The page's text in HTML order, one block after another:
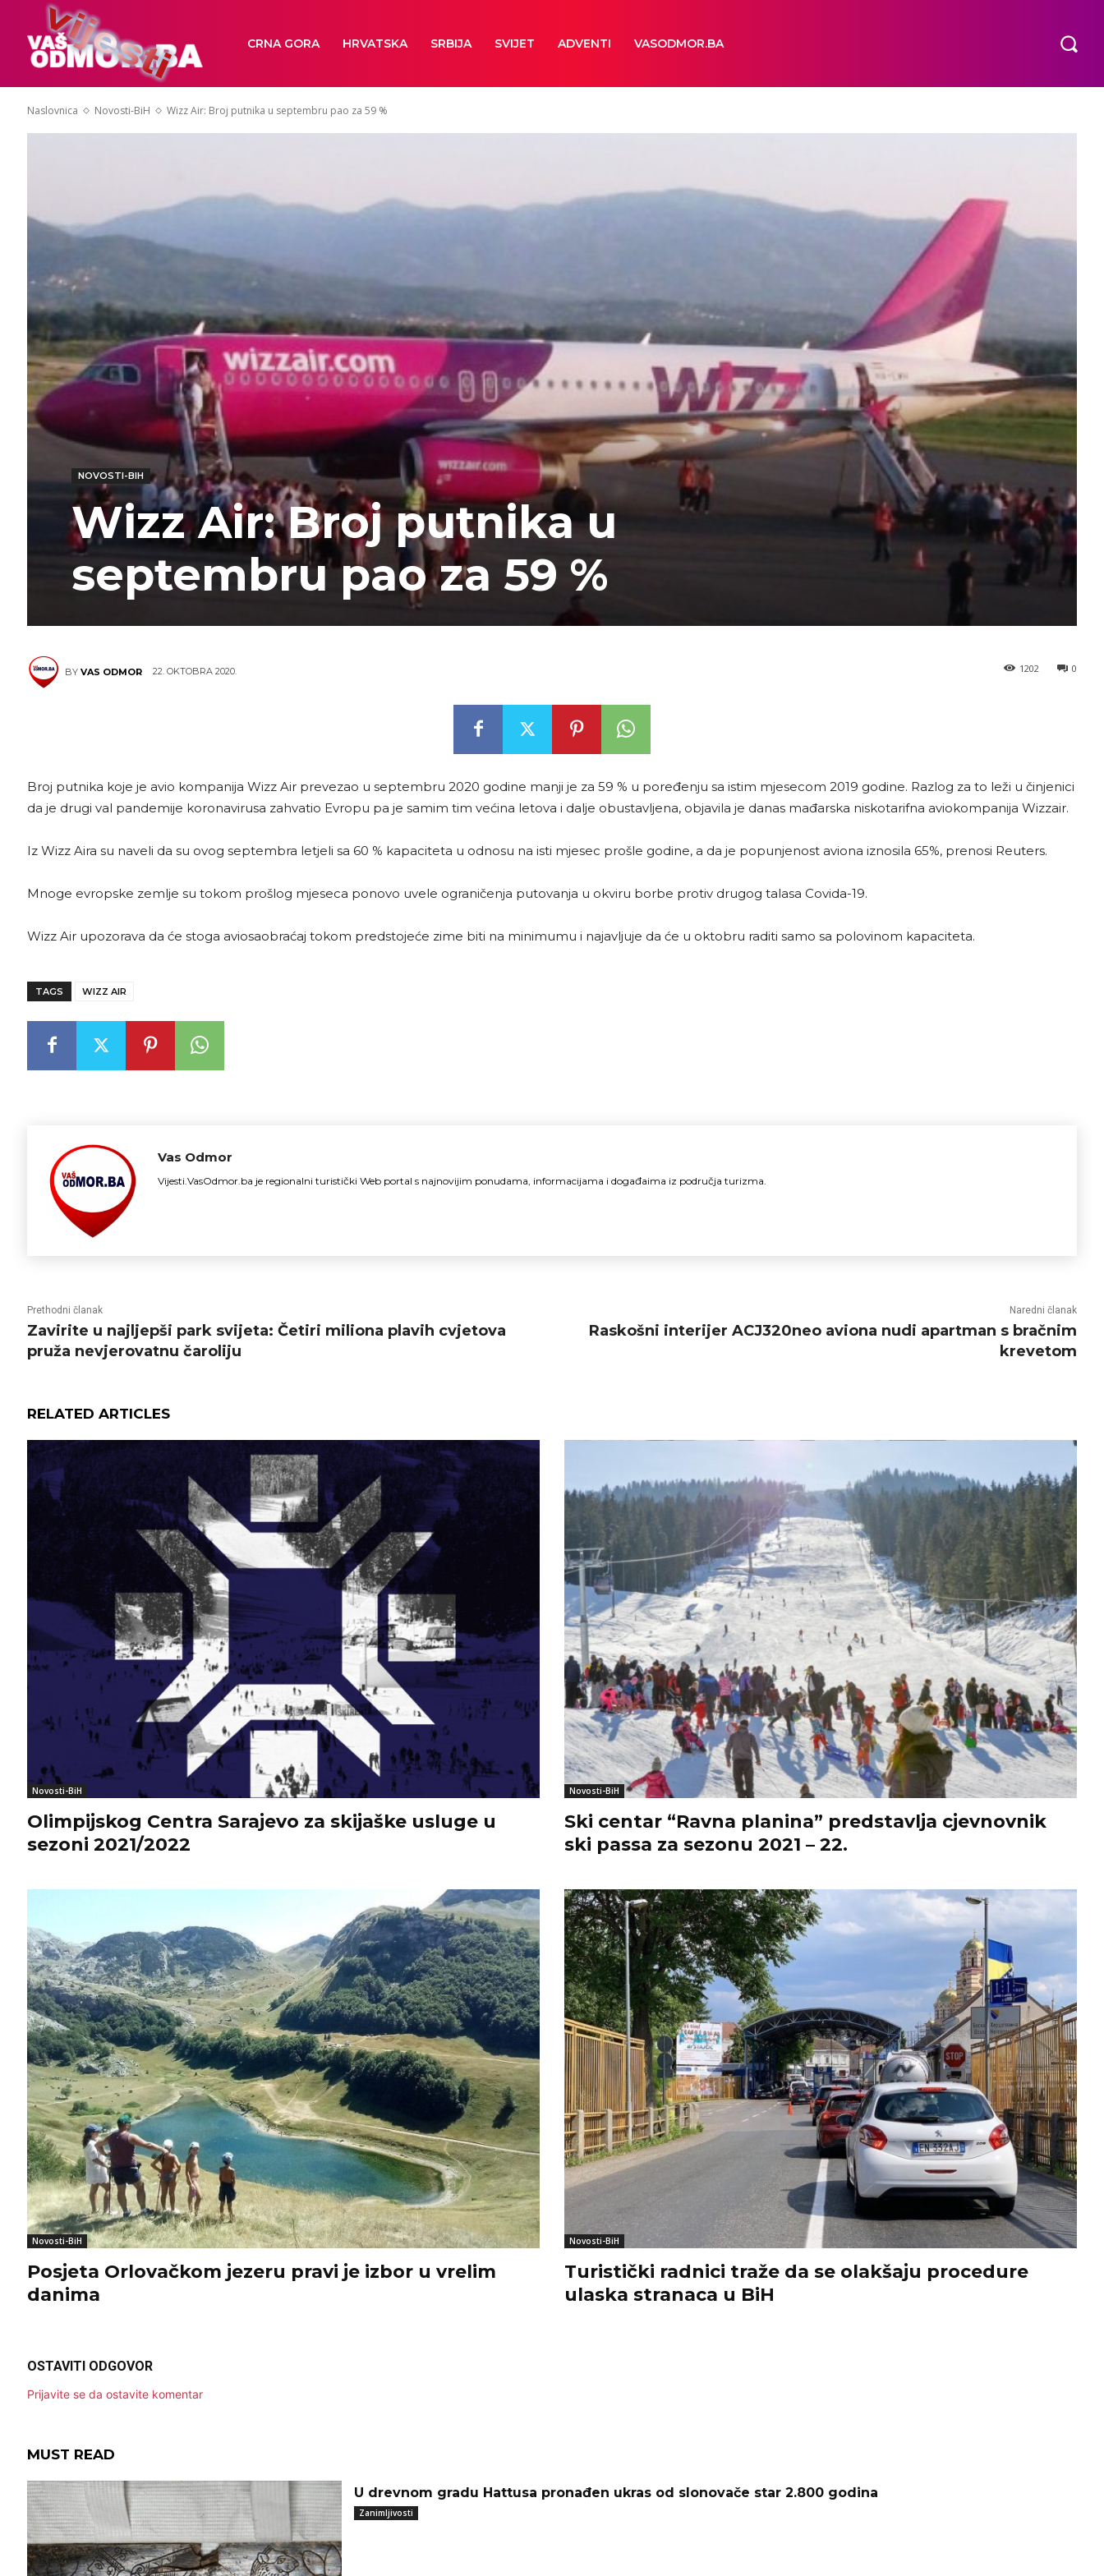
CRNA GORA HRVATSKA SRBIJA SVIJET ADVENTI VASODMOR.BA
Naslovnica Novosti-BiH Wizz Air: Broj putnika u septembru pao za 59 %
NOVOSTI-BIH
Wizz Air: Broj putnika u
septembru pao za 59 %
BY VAS ODMOR 22. OKTOBRA 2020. 0
1202
Broj putnika koje je avio kompanija Wizz Air prevezao u septembru 2020 godine manji je za 59 % u poređenju sa istim mjesecom 2019 godine. Razlog za to leži u činjenici
da je drugi val pandemije koronavirusa zahvatio Evropu pa je samim tim većina letova i dalje obustavljena, objavila je danas mađarska niskotarifna aviokompanija Wizzair.
Iz Wizz Aira su naveli da su ovog septembra letjeli sa 60 % kapaciteta u odnosu na isti mjesec prošle godine, a da je popunjenost aviona iznosila 65%, prenosi Reuters.
Mnoge evropske zemlje su tokom prošlog mjeseca ponovo uvele ograničenja putovanja u okviru borbe protiv drugog talasa Covida-19.
Wizz Air upozorava da će stoga aviosaobraćaj tokom predstojeće zime biti na minimumu i najavljuje da će u oktobru raditi samo sa polovinom kapaciteta.
TAGS WIZZ AIR
Vas Odmor
Vijesti.VasOdmor.ba je regionalni turistički Web portal s najnovijim ponudama, informacijama i događaima iz područja turizma.
Prethodni članak
Zavirite u najljepši park svijeta: Četiri miliona plavih cvjetova
pruža nevjerovatnu čaroliju
Naredni članak
Raskošni interijer ACJ320neo aviona nudi apartman s bračnim
krevetom
RELATED ARTICLES
Novosti-BiH
Olimpijskog Centra Sarajevo za skijaške usluge u
sezoni 2021/2022
Novosti-BiH
Ski centar “Ravna planina” predstavlja cjevnovnik
ski passa za sezonu 2021 – 22.
Novosti-BiH
Posjeta Orlovačkom jezeru pravi je izbor u vrelim
danima
Novosti-BiH
Turistički radnici traže da se olakšaju procedure
ulaska stranaca u BiH
OSTAVITI ODGOVOR
Prijavite se da ostavite komentar
MUST READ
U drevnom gradu Hattusa pronađen ukras od slonovače star 2.800 godina
Zanimljivosti